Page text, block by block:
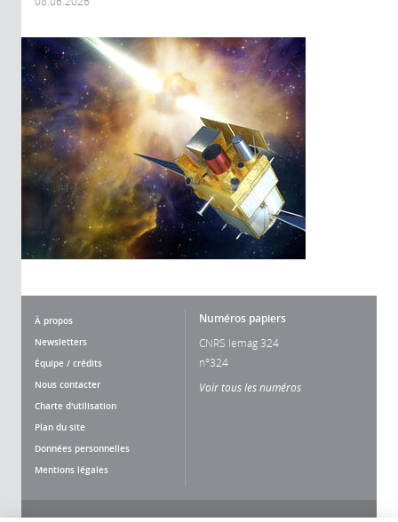
À propos
Newsletters
Équipe / crédits
Nous contacter
Charte d'utilisation
Plan du site
Données personnelles
Mentions légales
Numéros papiers
CNRS lemag 324
n°324
Voir tous les numéros